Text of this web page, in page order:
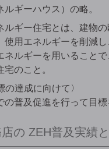
ルギーハウス）の略。
ルギー住宅とは、建物
使用エネルギーを削減
ネルギーを用いること
のこと。
の達成に向けて〉
の普及促進を行って目標
の ZEH普及実績